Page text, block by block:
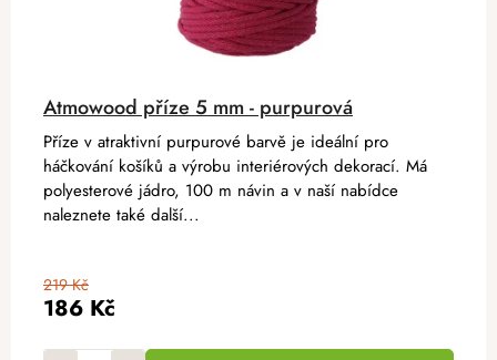
Atmowood příze 5 mm - purpurová
186 Kč
219 Kč
Příze v atraktivní purpurové barvě je ideální pro
háčkování košíků a výrobu interiérových dekorací. Má
polyesterové jádro, 100 m návin a v naší nabídce
naleznete také další...